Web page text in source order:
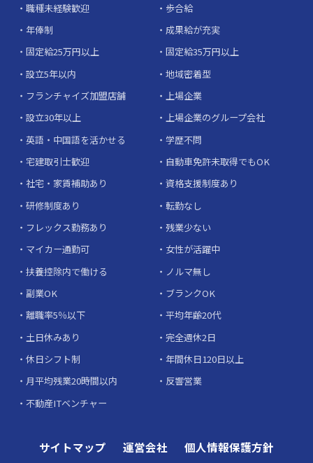
職種未経験歓迎
歩合給
年俸制
成果給が充実
固定給25万円以上
固定給35万円以上
設立5年以内
地域密着型
フランチャイズ加盟店舗
上場企業
設立30年以上
上場企業のグループ会社
英語・中国語を活かせる
学歴不問
宅建取引士歓迎
自動車免許未取得でもOK
社宅・家賃補助あり
資格支援制度あり
研修制度あり
転勤なし
フレックス勤務あり
残業少ない
マイカー通勤可
女性が活躍中
扶養控除内で働ける
ノルマ無し
副業OK
ブランクOK
離職率5％以下
平均年齢20代
土日休みあり
完全週休2日
休日シフト制
年間休日120日以上
月平均残業20時間以内
反響営業
不動産ITベンチャー
サイトマップ 運営会社
個人情報保護方針